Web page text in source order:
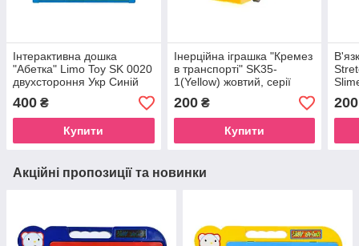
Інтерактивна дошка
"Абетка" Limo Toy SK 0020
двухстороння Укр Синій
400 ₴
Купити
Інерційна іграшка "Кремез
в транспорті" SK35-
1(Yellow) жовтий, cерії
"Щенячий Патруль"
200₴
Купити
200
Акційні пропозиції та новинки